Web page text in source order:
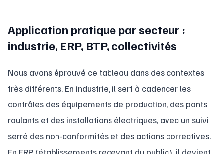
Application pratique par secteur :
industrie, ERP, BTP, collectivités
Nous avons éprouvé ce tableau dans des contextes
très différents. En industrie, il sert à cadencer les
contrôles des équipements de production, des ponts
roulants et des installations électriques, avec un suivi
serré des non-conformités et des actions correctives.
En ERP (établissements recevant du public), il devient